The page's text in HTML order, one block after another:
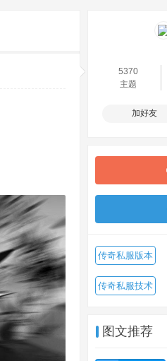
5370
主题
加好友
传奇私服版本
传奇私服技术
图文推荐